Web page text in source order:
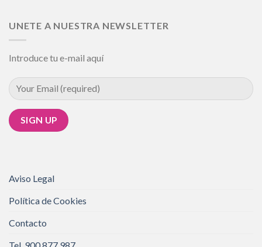
UNETE A NUESTRA NEWSLETTER
Introduce tu e-mail aquí
Aviso Legal
Política de Cookies
Contacto
Tel. 900 877 987